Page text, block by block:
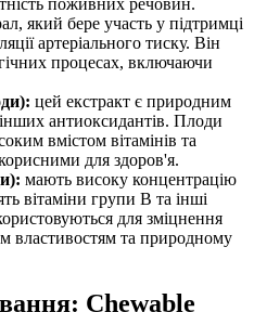
який бере участь у підтримці
артеріального тиску. Він
процесах, включаючи
цей екстракт є природним
антиоксидантів. Плоди
вмістом вітамінів та
для здоров'я.
мають високу концентрацію
вітаміни групи B та інші
для зміцнення
властивостям та природному
Chewable